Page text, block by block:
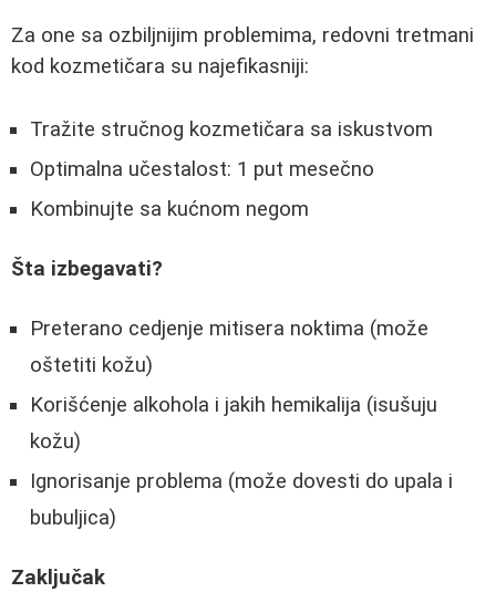
Za one sa ozbiljnijim problemima, redovni tretmani
kod kozmetičara su najefikasniji:
Tražite stručnog kozmetičara sa iskustvom
Optimalna učestalost: 1 put mesečno
Kombinujte sa kućnom negom
Šta izbegavati?
Preterano cedjenje mitisera noktima (može
oštetiti kožu)
Korišćenje alkohola i jakih hemikalija (isušuju
kožu)
Ignorisanje problema (može dovesti do upala i
bubuljica)
Zaključak